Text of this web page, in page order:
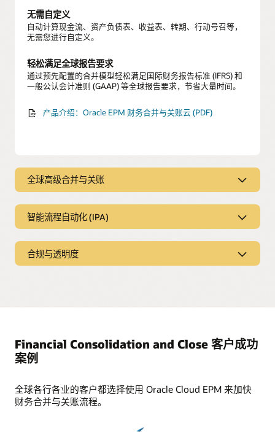
无需自定义
自动计算现金流、资产负债表、收益表、转期、行动号召等，
无需您进行自定义。
轻松满足全球报告要求
通过预先配置的合并模型轻松满足国际财务报告标准 (IFRS) 和
一般公认会计准则 (GAAP) 等全球报告要求，节省大量时间。
产品介绍：Oracle EPM 财务合并与关账云 (PDF)
全球高级合并与关账
复杂合并
使用预构建的财务合并特性，对任意层级的数据进行重新分
类、调整和清除，从而提高关账流程的准确性和速度；轻松使
用高度复杂的法律和管理汇总方法，满足独特的计算和报告需
自动化的公司间冲销
使用自动化、标准的公司间冲销方法，从而减少手动操作。如
货币换算
智能流程自动化 (IPA)
自动合并
利用创新技术在后台自动进行财务合并而无需手动作业，从而
自动在报告中生成述评
通过生成述评来节省时间并增加洞察力。
网播：企业绩效管理中的新兴技术
合规与透明度
整合补充数据
收集详细的辅助支持信息，构建全面的报表余额视图；利用易
报表分析以及跟踪详细信息。
Financial Consolidation and Close 客户成功
案例
全球各行各业的客户都选择使用 Oracle Cloud EPM 来加快
财务合并与关账流程。